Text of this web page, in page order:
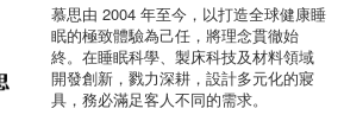
慕思由 2004 年至今，以打造全球健康睡
眠的極致體驗為己任，將理念貫徹始
終。在睡眠科學、製床科技及材料領域
開發創新，戮力深耕，設計多元化的寢
具，務必滿足客人不同的需求。